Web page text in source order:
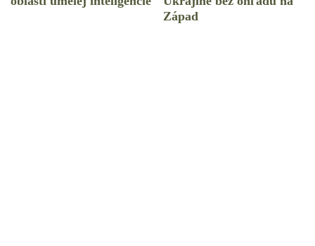
Západ